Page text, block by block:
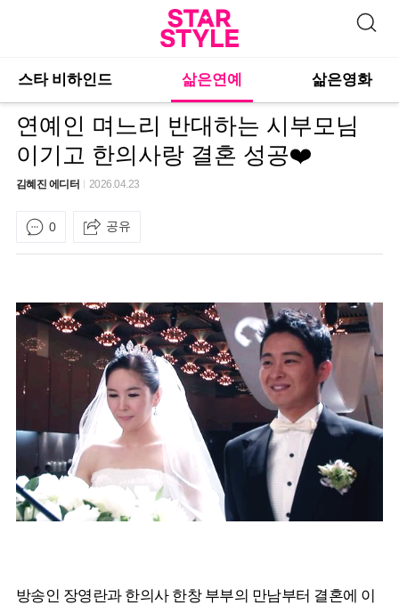
스타 비하인드 삶은연예 삶은영화
연예인 며느리 반대하는 시부모님
이기고 한의사랑 결혼 성공❤️
김혜진 에디터 2026.04.23
0 공유
방송인 장영란과 한의사 한창 부부의 만남부터 결혼에 이